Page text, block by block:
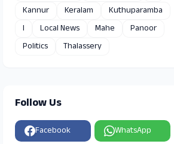
Kannur
Keralam
Kuthuparamba
l
Local News Mahe
Panoor
Politics
Thalassery
Follow Us
Facebook WhatsApp